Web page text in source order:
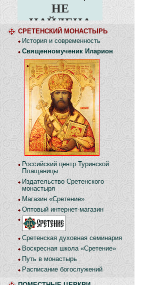
СРЕТЕНСКИЙ МОНАСТЫРЬ
История и современность
Священномученик Иларион
Российский центр Туринской
Плащаницы
Издательство Сретенского
монастыря
Магазин «Сретение»
Оптовый интернет-магазин
Сретенская духовная семинария
Воскресная школа «Сретение»
Путь в монастырь
Расписание богослужений